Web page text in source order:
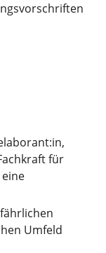
für
Umfeld